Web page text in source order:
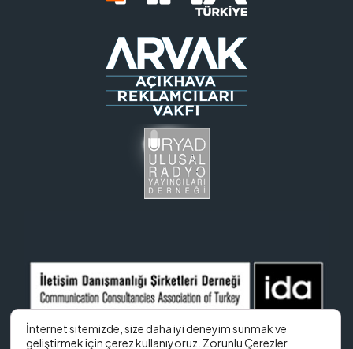
İnternet sitemizde, size daha iyi deneyim sunmak ve
geliştirmek için çerez kullanıyoruz. Zorunlu Çerezler